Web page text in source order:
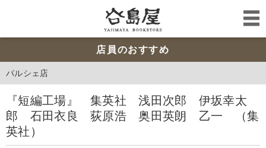
店員のおすすめ
パルシェ店
『短編工場』 集英社 浅田次郎 伊坂幸太
郎 石田衣良 荻原浩 奥田英朗 乙一 （集
英社）